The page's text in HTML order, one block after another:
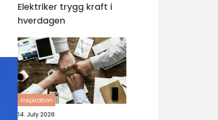
Elektriker trygg kraft i
hverdagen
inspiration
14. July 2026